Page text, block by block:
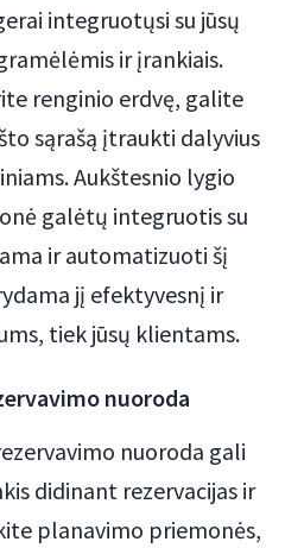
integruotųsi su jūsų
ir įrankiais.
renginio erdvę, galite
sąrašą įtraukti dalyvius
Aukštesnio lygio
galėtų integruotis su
ir automatizuoti šį
jį efektyvesnį ir
tiek jūsų klientams.
nuoroda
nuoroda gali
didinant rezervacijas ir
planavimo priemonės,